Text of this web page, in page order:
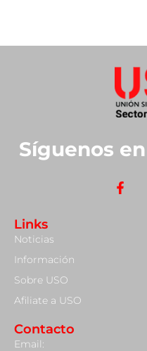
Síguenos
Links
Noticias
Información
Sobre USO
Afiliate a USO
Contacto
Email: